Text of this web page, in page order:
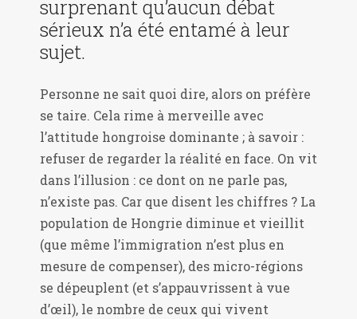
surprenant qu’aucun débat
sérieux n’a été entamé à leur
sujet.
Personne ne sait quoi dire, alors on préfère
se taire. Cela rime à merveille avec
l’attitude hongroise dominante ; à savoir :
refuser de regarder la réalité en face. On vit
dans l’illusion : ce dont on ne parle pas,
n’existe pas. Car que disent les chiffres ? La
population de Hongrie diminue et vieillit
(que même l’immigration n’est plus en
mesure de compenser), des micro-régions
se dépeuplent (et s’appauvrissent à vue
d’œil), le nombre de ceux qui vivent